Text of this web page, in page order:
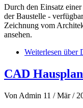
Durch den Einsatz
der Baustelle -
Zeichnung vom
ansehen.
Weiterlesen über
CAD
Von Admin 11 / Mär /